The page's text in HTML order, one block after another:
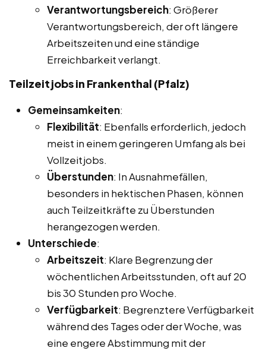
Verantwortungsbereich: Größerer
Verantwortungsbereich, der oft längere
Arbeitszeiten und eine ständige
Erreichbarkeit verlangt.
Teilzeitjobs in Frankenthal (Pfalz)
Gemeinsamkeiten:
Flexibilität: Ebenfalls erforderlich, jedoch
meist in einem geringeren Umfang als bei
Vollzeitjobs.
Überstunden: In Ausnahmefällen,
besonders in hektischen Phasen, können
auch Teilzeitkräfte zu Überstunden
herangezogen werden.
Unterschiede:
Arbeitszeit: Klare Begrenzung der
wöchentlichen Arbeitsstunden, oft auf 20
bis 30 Stunden pro Woche.
Verfügbarkeit: Begrenztere Verfügbarkeit
während des Tages oder der Woche, was
eine engere Abstimmung mit der